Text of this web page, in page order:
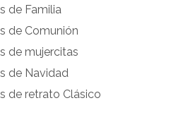
de Familia
de Comunión
de mujercitas
de Navidad
de retrato Clásico